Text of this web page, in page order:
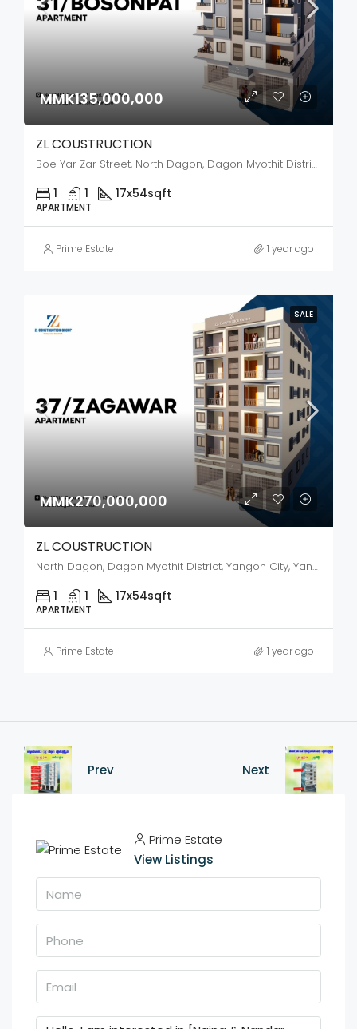
MMK135,000,000
ZL COUSTRUCTION
Boe Yar Zar Street, North Dagon, Dagon Myothit District, Yangon City, Yangon, 11421, Myanmar
1 1 17x54sqft
APARTMENT
Prime Estate 1 year ago
SALE
MMK270,000,000
ZL COUSTRUCTION
North Dagon, Dagon Myothit District, Yangon City, Yangon, 11451, Myanmar
1 1 17x54sqft
APARTMENT
Prime Estate 1 year ago
Prev Next
Prime Estate
View Listings